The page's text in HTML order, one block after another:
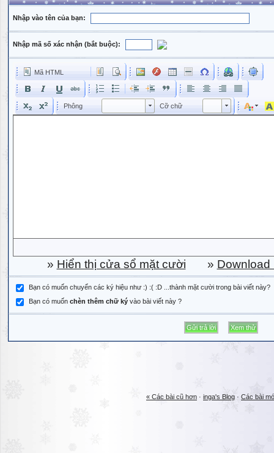
Nhập vào tên của bạn:
Nhập mã số xác nhận (bắt buộc):
Mã HTML
Phông Phông Cỡ chữ Kích cỡ phông
» Hiển thị cửa sổ mặt cười » Download
Bạn có muốn chuyển các ký hiệu như :) :( :D ...thành mặt cười trong bài viết này?
Bạn có muốn chèn thêm chữ ký vào bài viết này ?
« Các bài cũ hơn · inga's Blog · Các bài